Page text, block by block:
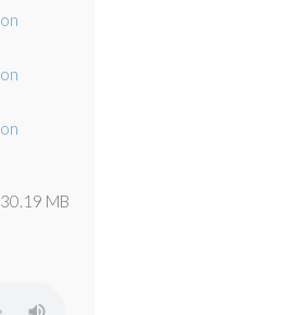
30.19 MB